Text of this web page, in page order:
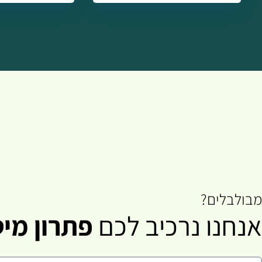
מבולבלים?
אנחנו נרכיב לכם פתרון